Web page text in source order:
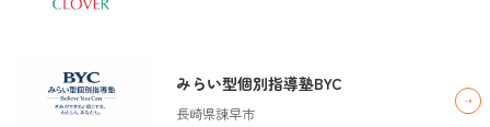
みらい型個別指導塾BYC
長崎県諫早市